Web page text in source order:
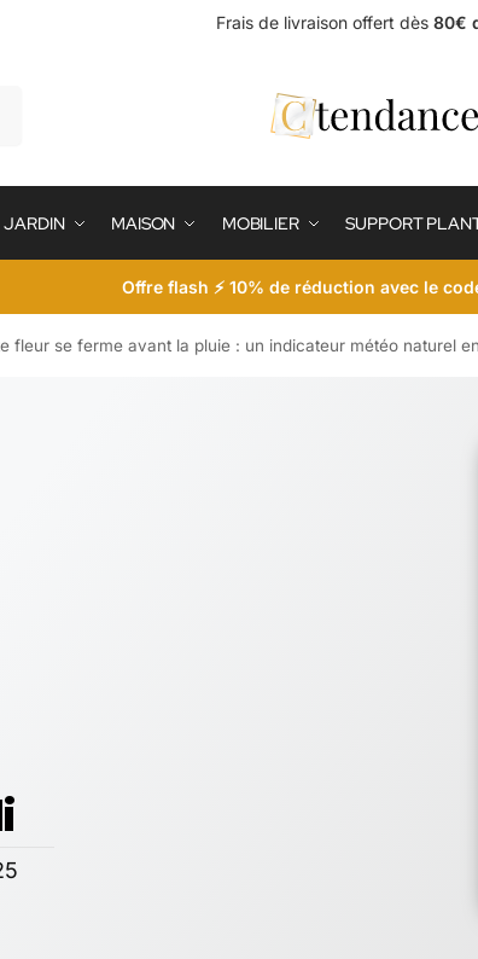
Frais de livraison offert dès 80€
JARDIN MAISON MOBILIER SUPPORT
Offre flash ⚡ 10% de réduction avec le
fleur se ferme avant la pluie : un indicateur météo naturel